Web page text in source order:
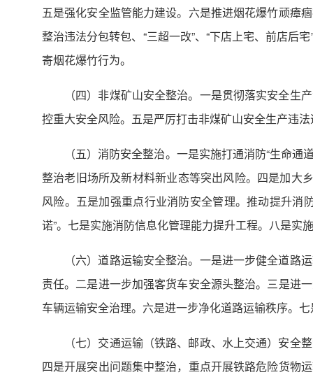
五是强化安全监管能力建设。六是推进烟花爆竹顽瘴
整治违法分包转包、“三超一改”、“下店上宅、前店后
寄烟花爆竹行为。
（四）非煤矿山安全整治。一是贯彻落实安全
控重大安全风险。五是严厉打击非煤矿山安全生产违
（五）消防安全整治。一是实施打通消防“生命
整治老旧场所及新材料新业态等突出风险。四是加大
风险。五是加强重点行业消防安全管理。推动提升消
诺”。七是实施消防信息化管理能力提升工程。八是实
（六）道路运输安全整治。一是进一步健全道
责任。二是进一步加强客货车安全源头整治。三是进
车辆运输安全治理。六是进一步净化道路运输秩序。
（七）交通运输（铁路、邮政、水上交通）安
四是开展突出问题集中整治，重点开展铁路危险货物